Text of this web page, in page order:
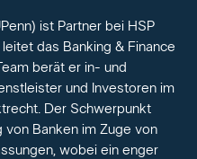
ist Partner bei HSP
das Banking & Finance
berät er in- und
und Investoren im
Der Schwerpunkt
von Banken im Zuge von
wobei ein enger